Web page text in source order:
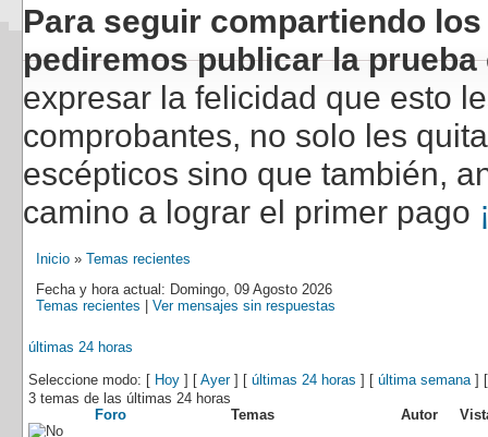
Para seguir compartiendo
pediremos publicar la
expresar la felicidad que esto
comprobantes, no solo les
escépticos sino que también,
camino a lograr el primer pago
Inicio » Temas recientes
Fecha y hora actual: Domingo, 09 Agosto 2026
Temas recientes
Ver mensajes sin respuestas
últimas 24 horas
Seleccione modo: [ Hoy ] [ Ayer] [ últimas 24 horas ] [ última semana]
3 temas de las últimas 24 horas
Foro
Temas Autor